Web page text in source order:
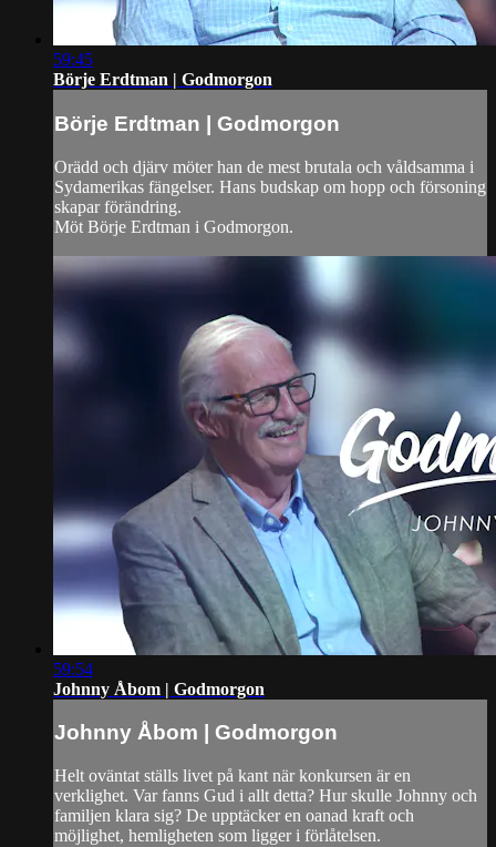
59:45
Börje Erdtman | Godmorgon
Börje Erdtman | Godmorgon
Orädd och djärv möter han de mest brutala och våldsamma i
Sydamerikas fängelser. Hans budskap om hopp och försoning
skapar förändring.
Möt Börje Erdtman i Godmorgon.
59:54
Johnny Åbom | Godmorgon
Johnny Åbom | Godmorgon
Helt oväntat ställs livet på kant när konkursen är en
verklighet. Var fanns Gud i allt detta? Hur skulle Johnny och
familjen klara sig? De upptäcker en oanad kraft och
möjlighet, hemligheten som ligger i förlåtelsen.